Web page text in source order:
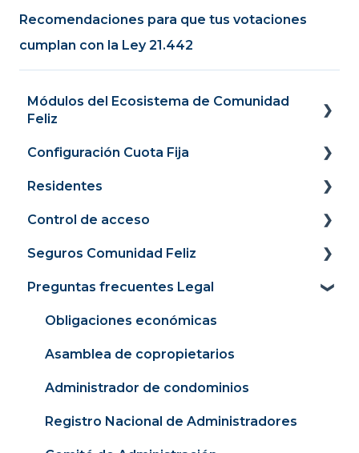
Recomendaciones para que tus votaciones
cumplan con la Ley 21.442
Módulos del Ecosistema de Comunidad
Feliz
Panel
Cobranza y recaudación
Comunidad conectada
Contabilidad y finanzas
Consejeria
Remuneraciones
Conexión con Banco
Mi cuenta
Configurar comunidad
Configuración Cuota Fija
Panel
Recaudación
Cargos
Medidores
Facturación 4.0
Mexico
Contabilidad y finanza.
Residentes
Portal Web
Portal de pagos
Módulo Inicio
Módulo Propiedad
Módulo Comunidad
Aplicación Móvil
Control de acceso
Guía de Uso para residentes
Control de acceso para administradores y
Seguros Comunidad Feliz
Ingreso a la app
Pólizas para Residentes
Pólizas para la Comunidad
Gestión de siniestros
Preguntas frecuentes Legal
Obligaciones económicas
Asamblea de copropietarios
Administrador de condominios
Registro Nacional de Administradores